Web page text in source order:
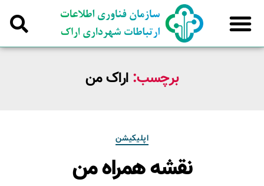
برچسب: اراک من
اپلیکیشن
نقشه همراه من